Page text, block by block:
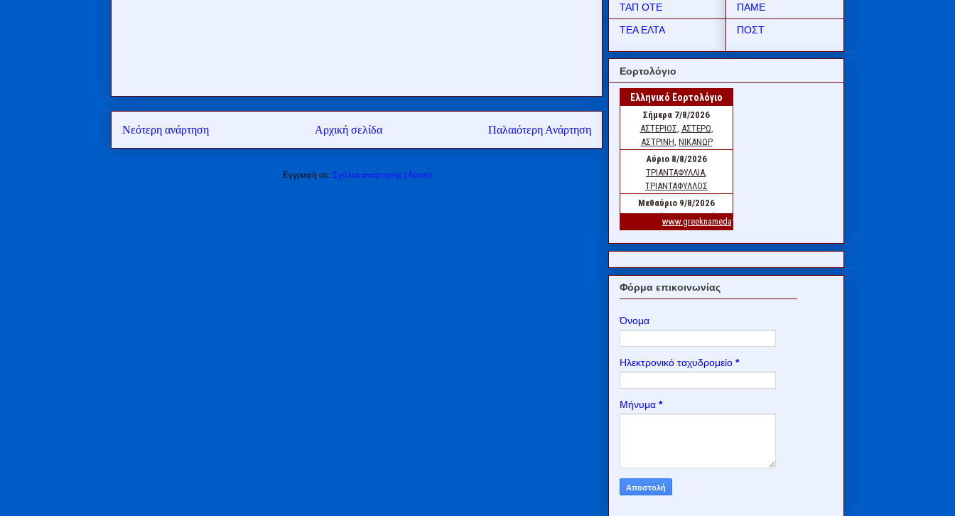
Νεότερη ανάρτηση Παλαιότερη Ανάρτηση
Αρχική σελίδα
Εγγραφή σε: Σχόλια ανάρτησης (Atom)
ΤΑΠ ΟΤΕ
ΤΕΑ ΕΛΤΑ
ΠΑΜΕ
ΠΟΣΤ
Εορτολόγιο
Φόρμα επικοινωνίας
Όνομα
Ηλεκτρονικό ταχυδρομείο *
Μήνυμα *